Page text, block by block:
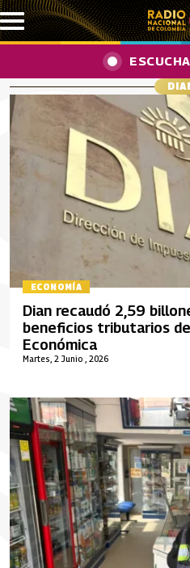
Pasar al contenido principal
ECONOMÍA
Martes, 2 Junio , 2026
Dian recaudó 2,59
beneficios tributarios
Económica